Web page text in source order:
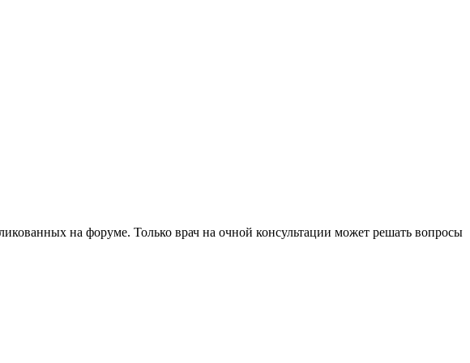
на форуме. Только врач на очной консультации может решать вопросы